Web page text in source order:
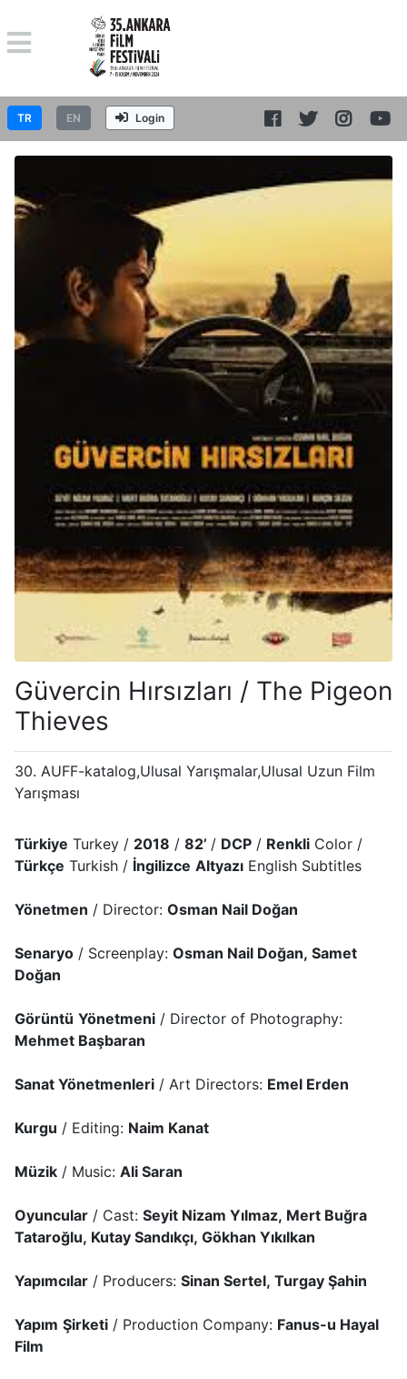
TR EN Login
Güvercin Hırsızları / The Pigeon
Thieves
30. AUFF-katalog,Ulusal Yarışmalar,Ulusal Uzun Film
Yarışması
Türkiye Turkey / 2018 / 82’ / DCP / Renkli Color /
Türkçe Turkish / İngilizce Altyazı English Subtitles
Yönetmen / Director: Osman Nail Doğan
Senaryo / Screenplay: Osman Nail Doğan, Samet
Doğan
Görüntü Yönetmeni / Director of Photography:
Mehmet Başbaran
Sanat Yönetmenleri / Art Directors: Emel Erden
Kurgu / Editing: Naim Kanat
Müzik / Music: Ali Saran
Oyuncular / Cast: Seyit Nizam Yılmaz, Mert Buğra
Tataroğlu, Kutay Sandıkçı, Gökhan Yıkılkan
Yapımcılar / Producers: Sinan Sertel, Turgay Şahin
Yapım Şirketi / Production Company: Fanus-u Hayal
Film